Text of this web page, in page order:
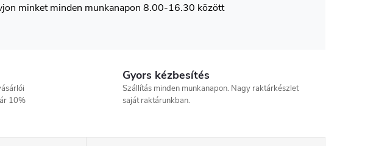
minket minden munkanapon 8.00-16.30 között
10%
Gyors kézbesítés
Szállítás minden munkanapon. Nagy raktárkészlet
saját raktárunkban.